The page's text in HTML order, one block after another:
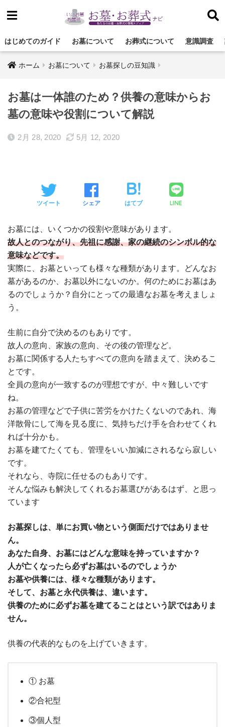
はじめてのガイド お墓について お葬式について 意識調査
ホーム お墓について お墓探しの豆知識
お墓は一体誰のため？供養の意味からお
墓の意味や役割について解説
2月 28, 2020 5月 12, 2020
ツイート シェア はてブ LINE
お墓には、いくつかの役割や意味があります。
故人とのつながり、先祖に感謝、家の継続のシンボル的な
意味などです。
実際に、お墓といっても様々な種類があります。どんなお
墓があるのか、お墓以外にないのか。何のためにお墓はあ
るのでしょうか？自分にとっての最適なお墓を考えましょ
う。
生前に自分で決めるのもありです。
故人の意向、家族の意向、その後の管理など。
お墓に関係する人たちすべての意向を踏まえて、決めるこ
とです。
全員の意向が一致するのが理想ですが、中々難しいです
ね。
お墓の管理などで子供に苦労をかけたくないのであれ、海
洋散骨にして海を見る度に、気持ちだけ手を合わせてくれ
れば十分かも。
お墓を建てたくても、管理をいい加減にされるなら寂しい
です。
それなら、寺院に任せるのもありです。
そんな悩みも解決してくれるお墓選びがあるはず、と思っ
ています
お墓探しは、単にお買い物という側面だけではありませ
ん。
あなた自身、お墓にはどんな意味を持っていますか？
人が亡くなったら必ずお墓はいるのでしょうか
お墓や供養には、様々な種類があります。
そして、お墓と永代供養は、違います。
供養のために必ずお墓を建てることはという訳ではありま
せん。
供養の代表的なものを上げていきます。
① お墓
②合祀型
③個人型